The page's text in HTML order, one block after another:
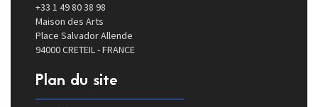
+33 1 49 80 38 98
Maison des Arts
Place Salvador Allende
94000 CRETEIL - FRANCE
Plan du site